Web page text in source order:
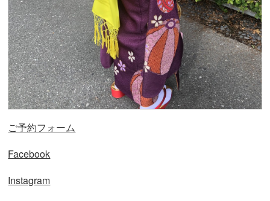
ご予約フォーム
Facebook
Instagram